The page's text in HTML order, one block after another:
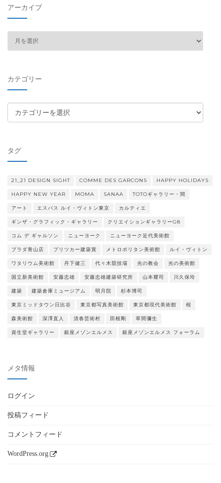
アーカイブ
ブ
カテゴリー
テ
ー
タグ
21_21 DESIGN SIGHT COMME DES GARCONS HAPPY HOLIDAYS
HAPPY NEW YEAR MOMA SANAA TOTOギャラリー・間
アート エスパス ルイ・ヴィトン東京 カルティエ
ギンザ・グラフィック・ギャラリー クリエイションギャラリーG8
コム デ ギャルソン ニューヨーク ニューヨーク近代美術館
プラダ青山店 プリツカー建築賞 メトロポリタン美術館 ルイ・ヴィトン
ワタリウム美術館 丹下健三 代々木競技場 光の教会 光の美術館
国立新美術館 安藤忠雄 安藤忠雄建築研究所 山本耀司 川久保玲
建築 建築倉庫ミュージアム 明月院 杉本博司
東京ミッドタウン日比谷 東京都写真美術館 東京都現代美術館 桜
森美術館 深澤直人 清春芸術村 田根剛 草間彌生
資生堂ギャラリー 銀座メゾンエルメス 銀座メゾンエルメス フォーラム
メタ情報
ログイン
投稿フィード
コメントフィード
WordPress.org